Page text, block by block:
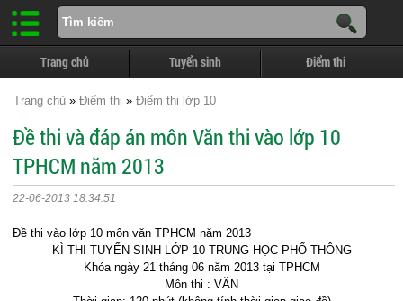
Trang chủ Tuyển sinh Điểm thi
Trang chủ » Điểm thi » Điểm thi lớp 10
Đề thi và đáp án môn Văn thi vào lớp 10
TPHCM năm 2013
22-06-2013 18:34:51
Đề thi vào lớp 10 môn văn TPHCM năm 2013
KÌ THI TUYỂN SINH LỚP 10 TRUNG HỌC PHỔ THÔNG
Khóa ngày 21 tháng 06 năm 2013 tại TPHCM
Môn thi : VĂN